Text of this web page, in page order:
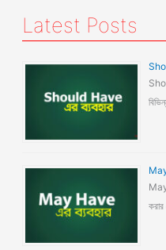
Latest Posts